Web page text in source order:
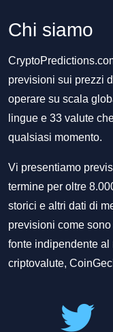
Chi siamo
previsioni sui prezzi
operare su scala
lingue e 33 valute
qualsiasi momento.
Vi presentiamo
termine per oltre
storici e altri dati di
previsioni come
fonte indipendente
criptovalute,